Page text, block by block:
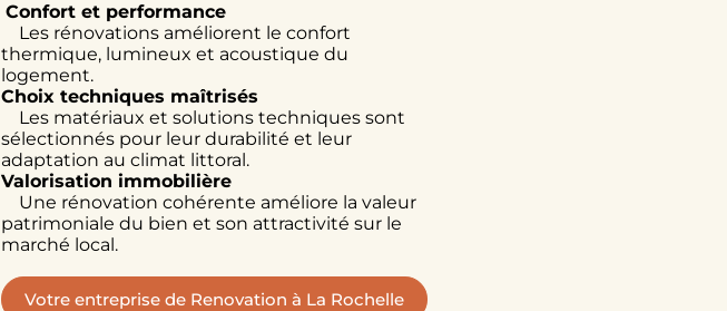
Confort et performance
Les rénovations améliorent le confort
thermique, lumineux et acoustique du
logement.
Choix techniques maîtrisés
Les matériaux et solutions techniques sont
sélectionnés pour leur durabilité et leur
adaptation au climat littoral.
Valorisation immobilière
Une rénovation cohérente améliore la valeur
patrimoniale du bien et son attractivité sur le
marché local.
Votre entreprise de Renovation à La Rochelle